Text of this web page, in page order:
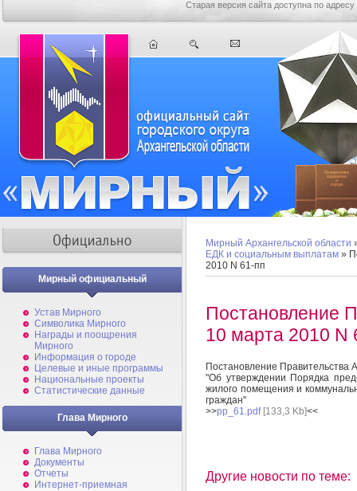
Старая версия сайта доступна по адресу
Мирный официальный
Устав Мирного
Символика Мирного
Награды и поощрения
Мирного
Информация о городе
Целевые и иные программы
Национальные проекты
Статистические данные
Глава Мирного
Глава Мирного
Документы
Отчеты
Интернет-приемная
Мирный Архангельской области
ЕДК и социальным выплатам »
2010 N 61-пп
Постановление
10 марта 2010 N
Постановление Правительства
"Об утверждении Порядка
жилого помещения и
граждан"
>>pp_61.pdf[133,3 Kb]<<
Другие новости по теме: